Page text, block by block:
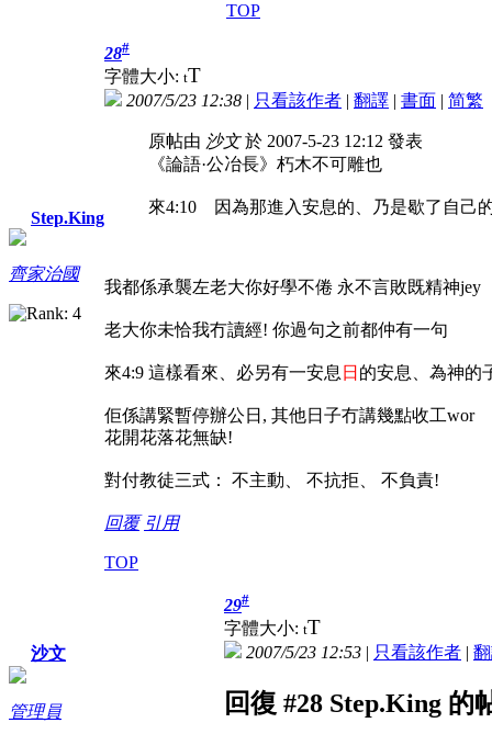
TOP
Step.King
齊家治國
28#
字體大小: tT
2007/5/23 12:38 | 只看該作者 | 翻譯 | 書面 | 简繁
原帖由 沙文於 2007-5-23 12:12 發表
《論語·公冶長》朽木不可雕也
來4:10 因為那進入安息的、乃是歇了自己
我都係承襲左老大你好學不倦 永不言敗既精神jey
老大你未恰我冇讀經! 你過句之前都仲有一句
來4:9 這樣看來、必另有一安息 日 的安息、為神的
佢係講緊暫停辦公日, 其他日子冇講幾點收工wor
花開花落花無缺!
對付教徒三式： 不主動、 不抗拒、 不負責!
回覆 引用
TOP
沙文
管理員
29#
字體大小: tT
2007/5/23 12:53 | 只看該作者 |
回復 #28 Step.King 的